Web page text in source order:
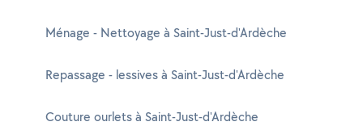
Ménage - Nettoyage à Saint-Just-d'Ardèche
Repassage - lessives à Saint-Just-d'Ardèche
Couture ourlets à Saint-Just-d'Ardèche